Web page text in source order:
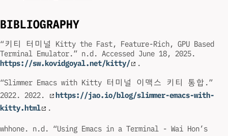
BIBLIOGRAPHY
“키티 터미널 Kitty the Fast, Feature-Rich, GPU Based
Terminal Emulator.” n.d. Accessed June 18, 2025.
https://sw.kovidgoyal.net/kitty/
.
“Slimmer Emacs with Kitty 터미널 이맥스 키티 통합.”
2022. 2022.
https://jao.io/blog/slimmer-emacs-with-
kitty.html
.
whhone. n.d. “Using Emacs in a Terminal - Wai Hon’s